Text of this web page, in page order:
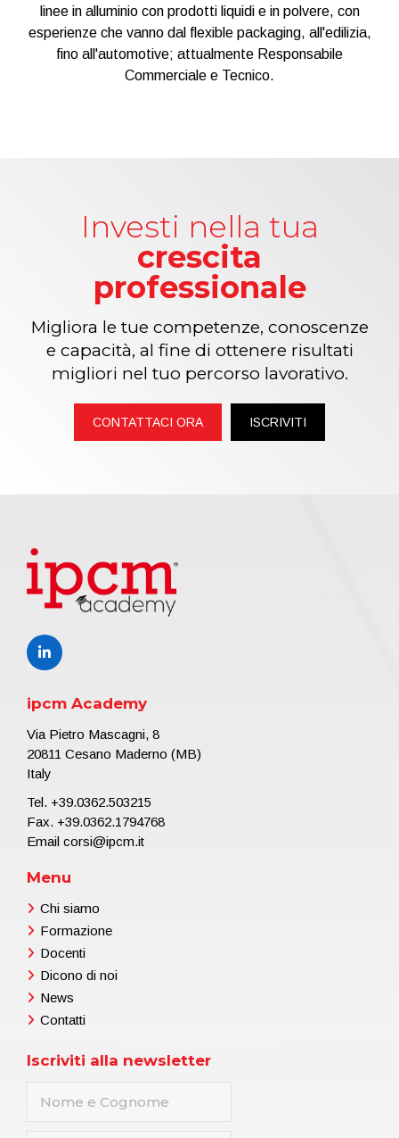
linee in alluminio con prodotti liquidi e in polvere, con
esperienze che vanno dal flexible packaging, all'edilizia,
fino all'automotive; attualmente Responsabile
Commerciale e Tecnico.
Investi nella tua
crescita
professionale
Migliora le tue competenze, conoscenze
e capacità, al fine di ottenere risultati
migliori nel tuo percorso lavorativo.
CONTATTACI ORA ISCRIVITI
ipcm Academy
Via Pietro Mascagni, 8
20811 Cesano Maderno (MB)
Italy
Tel. +39.0362.503215
Fax. +39.0362.1794768
Email corsi@ipcm.it
Menu
Chi siamo
Formazione
Docenti
Dicono di noi
News
Contatti
Iscriviti alla newsletter